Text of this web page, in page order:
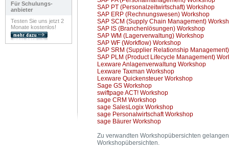
Für Schulungs-
anbieter
Testen Sie uns jetzt 2
Monate kostenlos!
SAP PT (Personalzeitwirtschaft) Workshop
SAP ERP (Rechnungswesen) Workshop
SAP SCM (Supply Chain Management)
SAP IS (Branchenlösungen) Workshop
SAP WM (Lagerverwaltung) Workshop
SAP WF (Workflow) Workshop
SAP SRM (Supplier Relationship
SAP PLM (Product Lifecycle Management)
Lexware Anlagenverwaltung Workshop
Lexware Taxman Workshop
Lexware Quickensteuer Workshop
Sage GS Workshop
swiftpage ACT! Workshop
sage CRM Workshop
sage SalesLogix Workshop
sage Personalwirtschaft Workshop
sage Bäurer Workshop
Zu verwandten Workshopübersichten
Workshopübersichten.